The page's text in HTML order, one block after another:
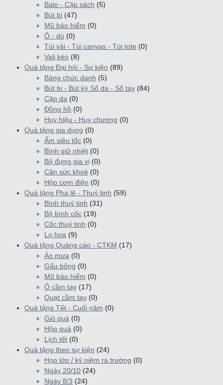
Balo - Cặp sách (5)
Bút bi (47)
Mũ bảo hiểm (0)
Ô - dù (0)
Túi vải - Túi canvas - Túi tote (0)
Vali kéo (8)
Quà tặng Đại hội - Sự kiện (89)
Bảng chức danh (5)
Bút bi - Bút kỳ Sổ da - Sổ tay (84)
Cặp da (0)
Đồng hồ (0)
Huy hiệu - Huy chương (0)
Quà tặng gia dụng (0)
Ấm siêu tốc (0)
Bình giữ nhiệt (0)
Bộ đựng gia vị (0)
Cân sức khoẻ (0)
Hộp cơm điện (0)
Quà tặng Pha lê - Thuỷ tinh (59)
Bình thuỷ tinh (31)
Bộ bình cốc (19)
Cốc thuỷ tinh (0)
Lọ hoa (9)
Quà tặng Quảng cáo - CTKM (17)
Áo mưa (0)
Gấu bông (0)
Mũ bảo hiểm (0)
Ô cầm tay (17)
Quạt cầm tay (0)
Quà tặng Tết - Cuối năm (0)
Giỏ quà (0)
Hộp quà (0)
Lịch tết (0)
Quà tặng theo sự kiện (24)
Họp lớp / kỷ niệm ra trường (0)
Ngày 20/10 (24)
Ngày 8/3 (24)